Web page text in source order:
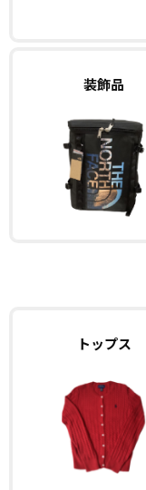
装飾品
トップス